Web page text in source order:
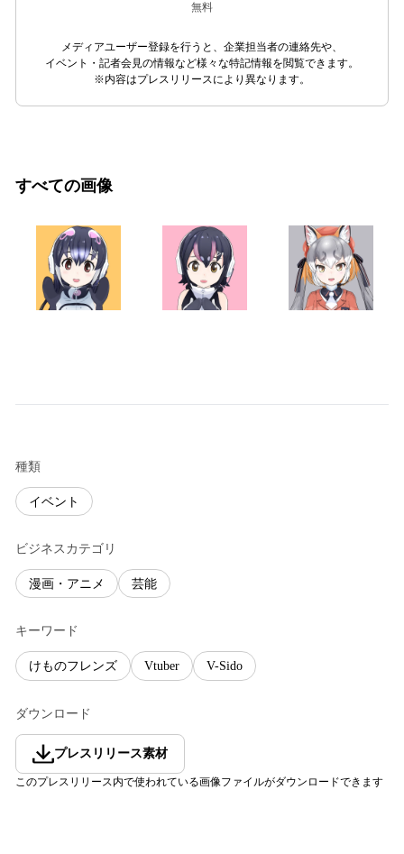
無料
メディアユーザー登録を行うと、企業担当者の連絡先や、
イベント・記者会見の情報など様々な特記情報を閲覧できます。
※内容はプレスリリースにより異なります。
すべての画像
種類
イベント
ビジネスカテゴリ
漫画・アニメ 芸能
キーワード
けものフレンズ Vtuber V-Sido
ダウンロード
プレスリリース素材
このプレスリリース内で使われている画像ファイルがダウンロードできます